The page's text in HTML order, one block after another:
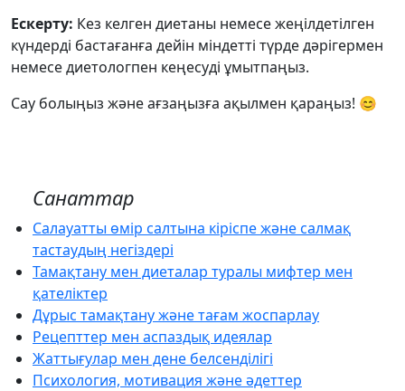
Ескерту: Кез келген диетаны немесе жеңілдетілген
күндерді бастағанға дейін міндетті түрде дәрігермен
немесе диетологпен кеңесуді ұмытпаңыз.
Сау болыңыз және ағзаңызға ақылмен қараңыз! 😊
Санаттар
Салауатты өмір салтына кіріспе және салмақ
тастаудың негіздері
Тамақтану мен диеталар туралы мифтер мен
қателіктер
Дұрыс тамақтану және тағам жоспарлау
Рецепттер мен аспаздық идеялар
Жаттығулар мен дене белсенділігі
Психология, мотивация және әдеттер